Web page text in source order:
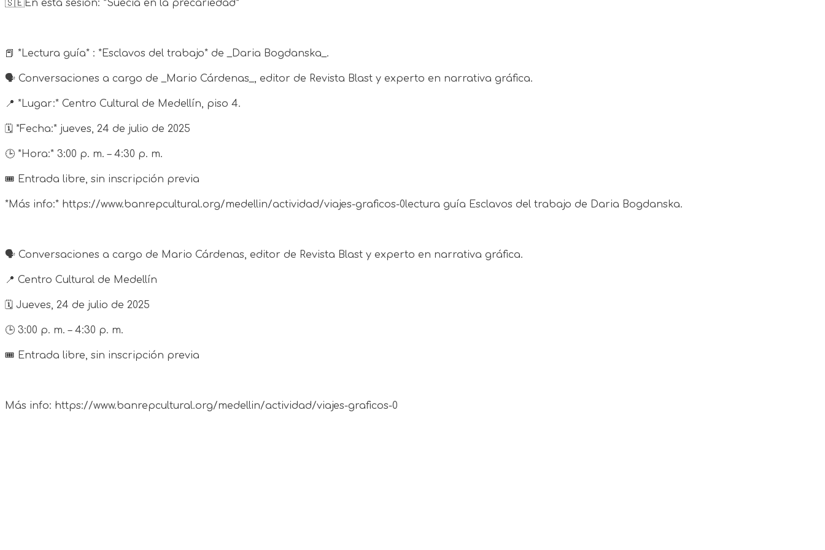
🇸🇪En esta sesión: *Suecia en la precariedad*
📕 *Lectura guía* : *Esclavos del trabajo* de _Daria Bogdanska_.
🗣️ Conversaciones a cargo de _Mario Cárdenas_, editor de Revista Blast y experto en narrativa gráfica.
📍 *Lugar:* Centro Cultural de Medellín, piso 4.
🗓️ *Fecha:* jueves, 24 de julio de 2025
🕒 *Hora:* 3:00 p. m. – 4:30 p. m.
🎟️ Entrada libre, sin inscripción previa
*Más info:* https://www.banrepcultural.org/medellin/actividad/viajes-graficos-0lectura guía Esclavos del trabajo de Daria Bogdanska.
🗣️ Conversaciones a cargo de Mario Cárdenas, editor de Revista Blast y experto en narrativa gráfica.
📍 Centro Cultural de Medellín
🗓️ Jueves, 24 de julio de 2025
🕒 3:00 p. m. – 4:30 p. m.
🎟️ Entrada libre, sin inscripción previa
Más info: https://www.banrepcultural.org/medellin/actividad/viajes-graficos-0